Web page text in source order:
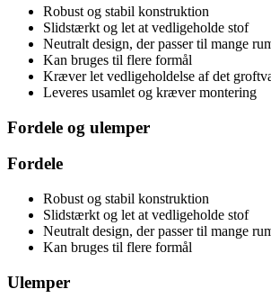
Robust og stabil konstruktion
Slidstærkt og let at vedligeholde stof
Neutralt design, der passer til mange
Kan bruges til flere formål
Kræver let vedligeholdelse af det
Leveres usamlet og kræver montering
Fordele og ulemper
Fordele
Robust og stabil konstruktion
Slidstærkt og let at vedligeholde stof
Neutralt design, der passer til mange
Kan bruges til flere formål
Ulemper